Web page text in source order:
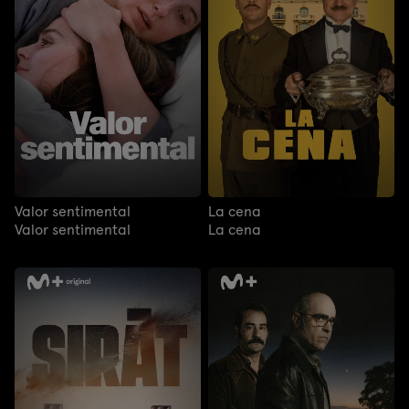
Valor sentimental
Valor sentimental
La cena
La cena